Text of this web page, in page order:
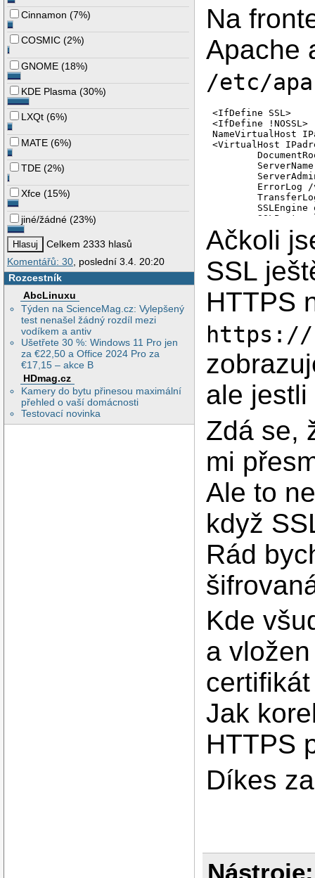
Cinnamon (7%)
COSMIC (2%)
GNOME (18%)
KDE Plasma (30%)
LXQt (6%)
MATE (6%)
TDE (2%)
Xfce (15%)
jiné/žádné (23%)
Celkem 2333 hlasů
Komentářů: 30, poslední 3.4. 20:20
Rozcestník
AbcLinuxu
Týden na ScienceMag.cz: Vylepšený
test nenašel žádný rozdíl mezi
vodíkem a antiv
Ušetřete 30 %: Windows 11 Pro jen
za €22,50 a Office 2024 Pro za
€17,15 – akce B
HDmag.cz
Kamery do bytu přinesou maximální
přehled o vaší domácnosti
Testovací novinka
Na
Apache
/etc/
<IfDefine SSL>
<IfDefine !NOSSL>
NameVirtualHost
<VirtualHost
ErrorLog
SSLEngine
<Files ~
        </Files>
Options
Allow
Order
</
CustomLog
</VirtualHost>
</IfDefine>
Ačkoli
SSL
HTTPS
https://
ale
Zdá se,
mi
Ale to
když
Rád
Kde
a
Jak
HTTPS
Díkes
Nástroje: